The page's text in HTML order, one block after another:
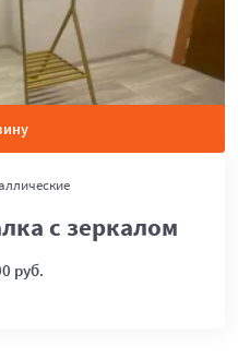
с зеркалом
руб.